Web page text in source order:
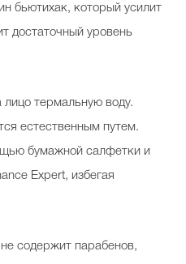
бьютихак, который усилит
достаточный уровень
лицо термальную воду.
естественным путем.
бумажной салфетки и
Expert, избегая
содержит парабенов,